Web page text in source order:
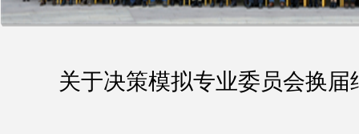
关于决策模拟专业委员会换届